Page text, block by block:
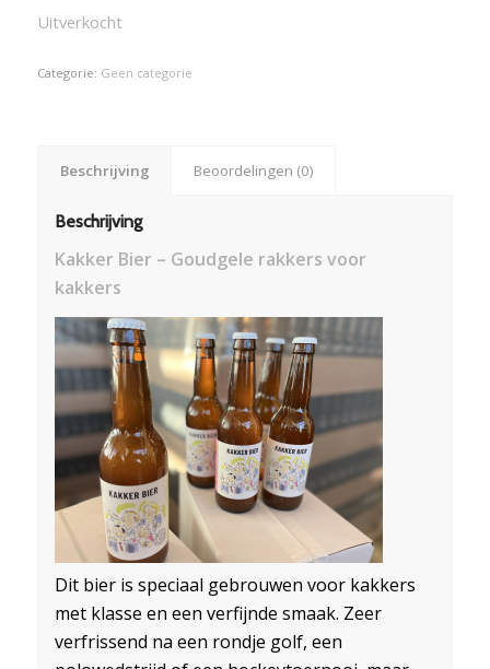
Uitverkocht
Categorie: Geen categorie
Beschrijving Beoordelingen (0)
Beschrijving
Kakker Bier – Goudgele rakkers voor
kakkers
Dit bier is speciaal gebrouwen voor kakkers
met klasse en een verfijnde smaak. Zeer
verfrissend na een rondje golf, een